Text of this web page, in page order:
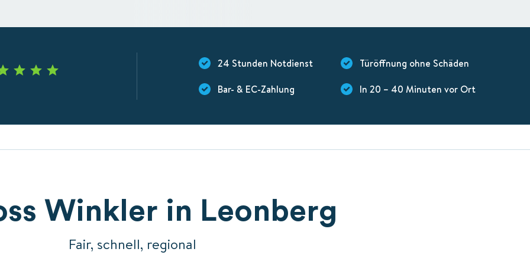
24 Stunden Notdienst
Türöffnung ohne Schäden
Bar- & EC-Zahlung
In 20 – 40 Minuten vor Ort
Winkler in Leonberg
Fair, schnell, regional